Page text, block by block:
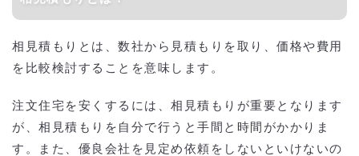
相見積もりとは、数社から見積もりを取り、価格や費用
を比較検討することを意味します。
注文住宅を安くするには、相見積もりが重要となります
が、相見積もりを自分で行うと手間と時間がかかりま
す。また、優良会社を見定め依頼をしないといけないの